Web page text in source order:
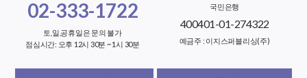
02-333-1722
토,일,공휴일은 문의 불가
점심시간: 오후 12시 30분 ~ 1시 30분
국민은행
400401-01-274322
예금주 : 이지스퍼블리싱(주)